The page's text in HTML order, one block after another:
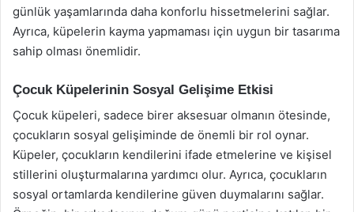
günlük yaşamlarında daha konforlu hissetmelerini sağlar.
Ayrıca, küpelerin kayma yapmaması için uygun bir tasarıma
sahip olması önemlidir.
Çocuk Küpelerinin Sosyal Gelişime Etkisi
Çocuk küpeleri, sadece birer aksesuar olmanın ötesinde,
çocukların sosyal gelişiminde de önemli bir rol oynar.
Küpeler, çocukların kendilerini ifade etmelerine ve kişisel
stillerini oluşturmalarına yardımcı olur. Ayrıca, çocukların
sosyal ortamlarda kendilerine güven duymalarını sağlar.